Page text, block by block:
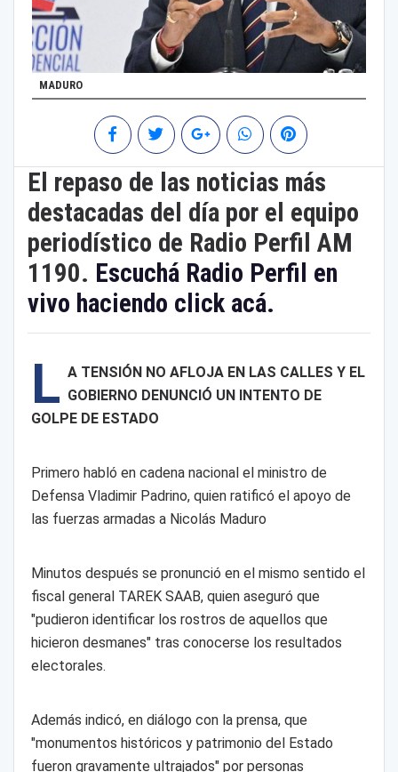
MADURO
El repaso de las noticias más
destacadas del día por el equipo
periodístico de Radio Perfil AM
1190. Escuchá Radio Perfil en
vivo haciendo click acá.
L A TENSIÓN NO AFLOJA EN LAS CALLES Y EL
GOBIERNO DENUNCIÓ UN INTENTO DE
GOLPE DE ESTADO
Primero habló en cadena nacional el ministro de
Defensa Vladimir Padrino, quien ratificó el apoyo de
las fuerzas armadas a Nicolás Maduro
Minutos después se pronunció en el mismo sentido el
fiscal general TAREK SAAB, quien aseguró que
"pudieron identificar los rostros de aquellos que
hicieron desmanes" tras conocerse los resultados
electorales.
Además indicó, en diálogo con la prensa, que
"monumentos históricos y patrimonio del Estado
fueron gravamente ultrajados" por personas